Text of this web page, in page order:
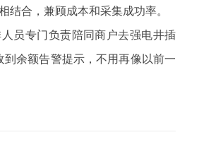
结合，兼顾成本和采集成功率。
员专门负责陪同商户去强电井插
余额告警提示，不用再像以前一